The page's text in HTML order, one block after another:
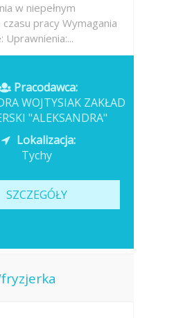
w niepełnym
pracy Wymagania
Uprawnienia:...
Pracodawca:
WOJTYSIAK ZAKŁAD
"ALEKSANDRA"
Lokalizacja:
Tychy
SZCZEGÓŁY